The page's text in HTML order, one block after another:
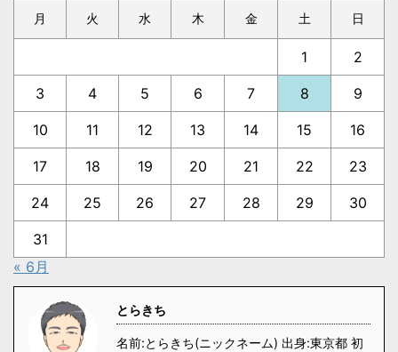
月 火 水 木 金 土 日
1 2
3 4 5 6 7 8 9
10 11 12 13 14 15 16
17 18 19 20 21 22 23
24 25 26 27 28 29 30
31
« 6月
とらきち
名前:とらきち(ニックネーム) 出身:東京都 初